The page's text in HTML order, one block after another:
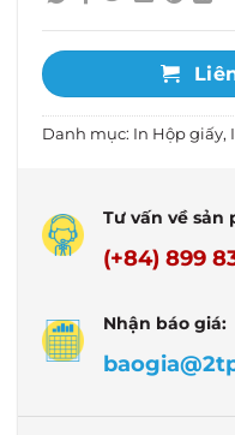
Danh mục: In Hộp giấy,
Tư vấn về sản
(+84) 899
Nhận báo giá: